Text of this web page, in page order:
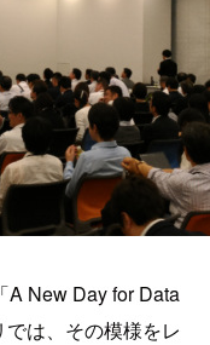
A New Day for Data
は、その模様をレ